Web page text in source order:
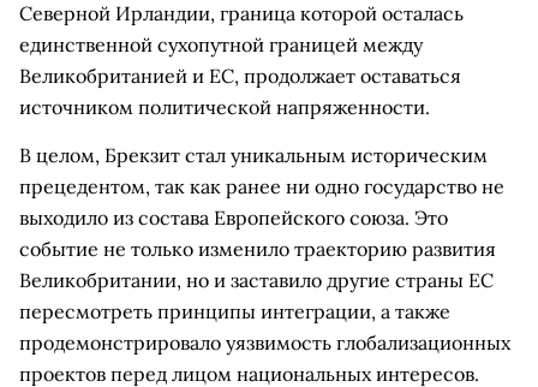
Северной Ирландии, граница которой осталась
единственной сухопутной границей между
Великобританией и ЕС, продолжает оставаться
источником политической напряженности.
В целом, Брекзит стал уникальным историческим
прецедентом, так как ранее ни одно государство не
выходило из состава Европейского союза. Это
событие не только изменило траекторию развития
Великобритании, но и заставило другие страны ЕС
пересмотреть принципы интеграции, а также
продемонстрировало уязвимость глобализационных
проектов перед лицом национальных интересов.